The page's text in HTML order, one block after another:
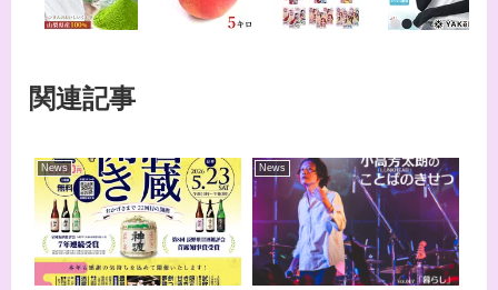
関連記事
News News